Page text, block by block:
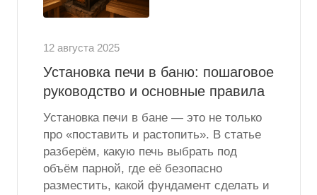
12 августа 2025
Установка печи в баню: пошаговое
руководство и основные правила
Установка печи в бане — это не только
про «поставить и растопить». В статье
разберём, какую печь выбрать под
объём парной, где её безопасно
разместить, какой фундамент сделать и